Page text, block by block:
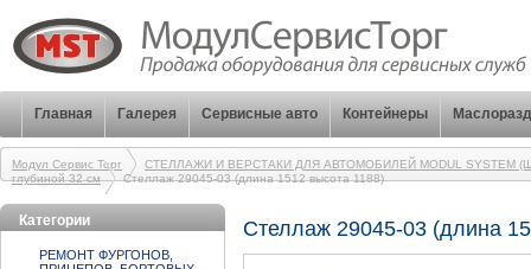
Контейнеры
Сервисные авто
Галерея
Главная
Модул Сервис Торг
СТЕЛЛАЖИ И ВЕРСТАКИ ДЛЯ АВТОМОБИЛЕЙ MODUL SYSTEM
глубиной 32 см
Стеллаж 29045-03 (длина 1512 высота 1188)
Стеллаж 29045-03 (длина
Категории
РЕМОНТ ФУРГОНОВ,